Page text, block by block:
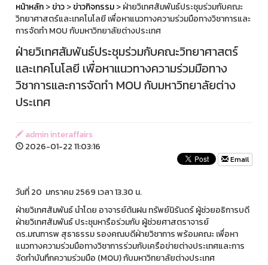
หน้าหลัก>ข่าว>ข่าวกิจกรรม> ฝ่ายวิเทศสัมพันธ์ประชุมร่วมกับคณะ
วิทยาศาสตร์และเทคโนโลยี เพื่อหาแนวทางความร่วมมือทางวิชาการและ
การจัดทำ MOU กับมหาวิทยาลัยต่างประเทศ
ฝ่ายวิเทศสัมพันธ์ประชุมร่วมกับคณะวิทยาศาสตร์
และเทคโนโลยี เพื่อหาแนวทางความร่วมมือทาง
วิชาการและการจัดทำ MOU กับมหาวิทยาลัยต่าง
ประเทศ
admin interaffairs
2026-01-22 11:03:16
Email
วันที่ 20 มกราคม 2569 เวลา 13.30 น.
ฝ่ายวิเทศสัมพันธ์ นำโดย อาจารย์ต้นฝน ทรัพย์นิรันดร์ ผู้ช่วยอธิการบดี
ฝ่ายวิเทศสัมพันธ์ ประชุมหารือร่วมกับ ผู้ช่วยศาสตราจารย์
ดร.มณฑารพ สุธาธรรม รองคณบดีฝ่ายวิชาการ พร้อมคณะ เพื่อหา
แนวทางความร่วมมือทางวิชาการร่วมกับเครือข่ายต่างประเทศและการ
จัดทำบันทึกความร่วมมือ (MOU) กับมหาวิทยาลัยต่างประเทศ